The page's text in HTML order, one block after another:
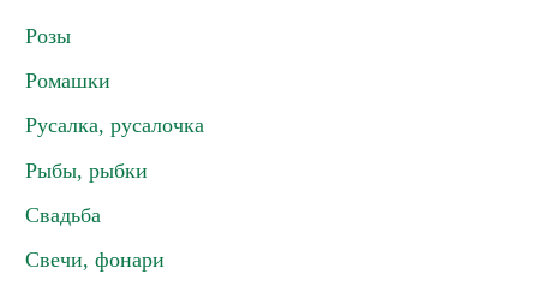
Розы
Ромашки
Русалка, русалочка
Рыбы, рыбки
Свадьба
Свечи, фонари